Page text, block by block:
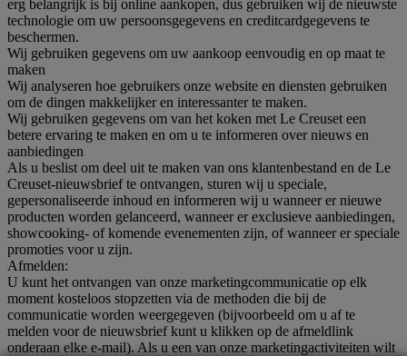
erg belangrijk is bij online aankopen, dus gebruiken wij de nieuwste
technologie om uw persoonsgegevens en creditcardgegevens te
beschermen.
Wij gebruiken gegevens om uw aankoop eenvoudig en op maat te
maken
Wij analyseren hoe gebruikers onze website en diensten gebruiken
om de dingen makkelijker en interessanter te maken.
Wij gebruiken gegevens om van het koken met Le Creuset een
betere ervaring te maken en om u te informeren over nieuws en
aanbiedingen
Als u beslist om deel uit te maken van ons klantenbestand en de Le
Creuset-nieuwsbrief te ontvangen, sturen wij u speciale,
gepersonaliseerde inhoud en informeren wij u wanneer er nieuwe
producten worden gelanceerd, wanneer er exclusieve aanbiedingen,
showcooking- of komende evenementen zijn, of wanneer er speciale
promoties voor u zijn.
Afmelden:
U kunt het ontvangen van onze marketingcommunicatie op elk
moment kosteloos stopzetten via de methoden die bij de
communicatie worden weergegeven (bijvoorbeeld om u af te
melden voor de nieuwsbrief kunt u klikken op de afmeldlink
onderaan elke e-mail). Als u een van onze marketingactiviteiten wilt